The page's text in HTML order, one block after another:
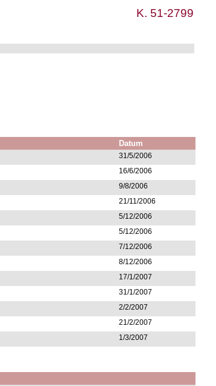
K. 51-2799
Datum
31/5/2006
16/6/2006
9/8/2006
21/11/2006
5/12/2006
5/12/2006
7/12/2006
8/12/2006
17/1/2007
31/1/2007
2/2/2007
21/2/2007
1/3/2007